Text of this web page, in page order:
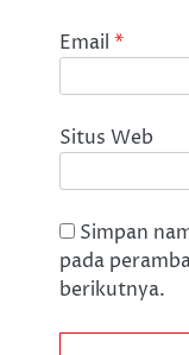
Email *
Situs Web
Simpan
pada
berikutnya.